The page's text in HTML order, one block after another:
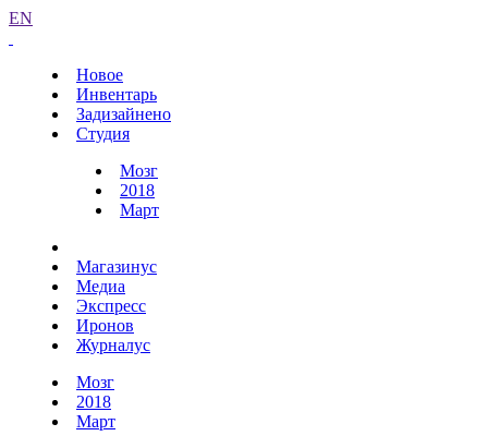
EN
Новое
Инвентарь
Задизайнено
Студия
Мозг
2018
Март
Магазинус
Медиа
Экспресс
Иронов
Журналус
Мозг
2018
Март